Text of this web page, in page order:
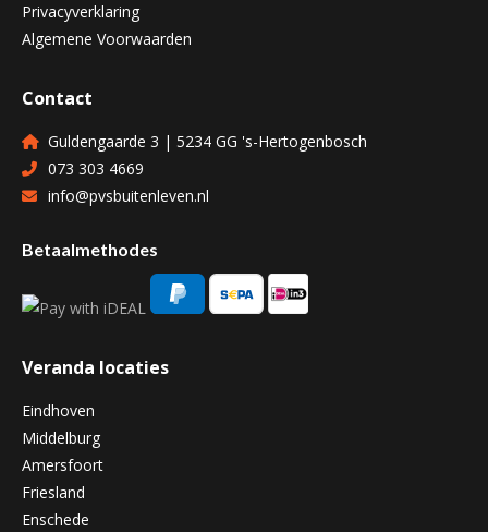
Privacyverklaring
Algemene Voorwaarden
Contact
Guldengaarde 3 | 5234 GG 's-Hertogenbosch
073 303 4669
info@pvsbuitenleven.nl
Betaalmethodes
Veranda locaties
Eindhoven
Middelburg
Amersfoort
Friesland
Enschede